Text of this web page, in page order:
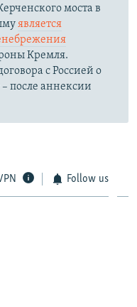
моста в
является
Кремля.
с Россией о
– после аннексии
Follow us